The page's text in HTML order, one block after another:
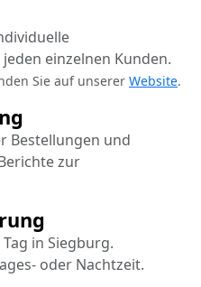
in Siegburg.
oder Nachtzeit.
einzelnen Kunden.
Sie auf unserer Website.
Bestellungen und
zur